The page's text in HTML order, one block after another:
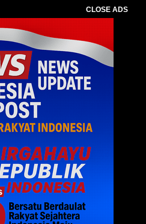
CLOSE ADS